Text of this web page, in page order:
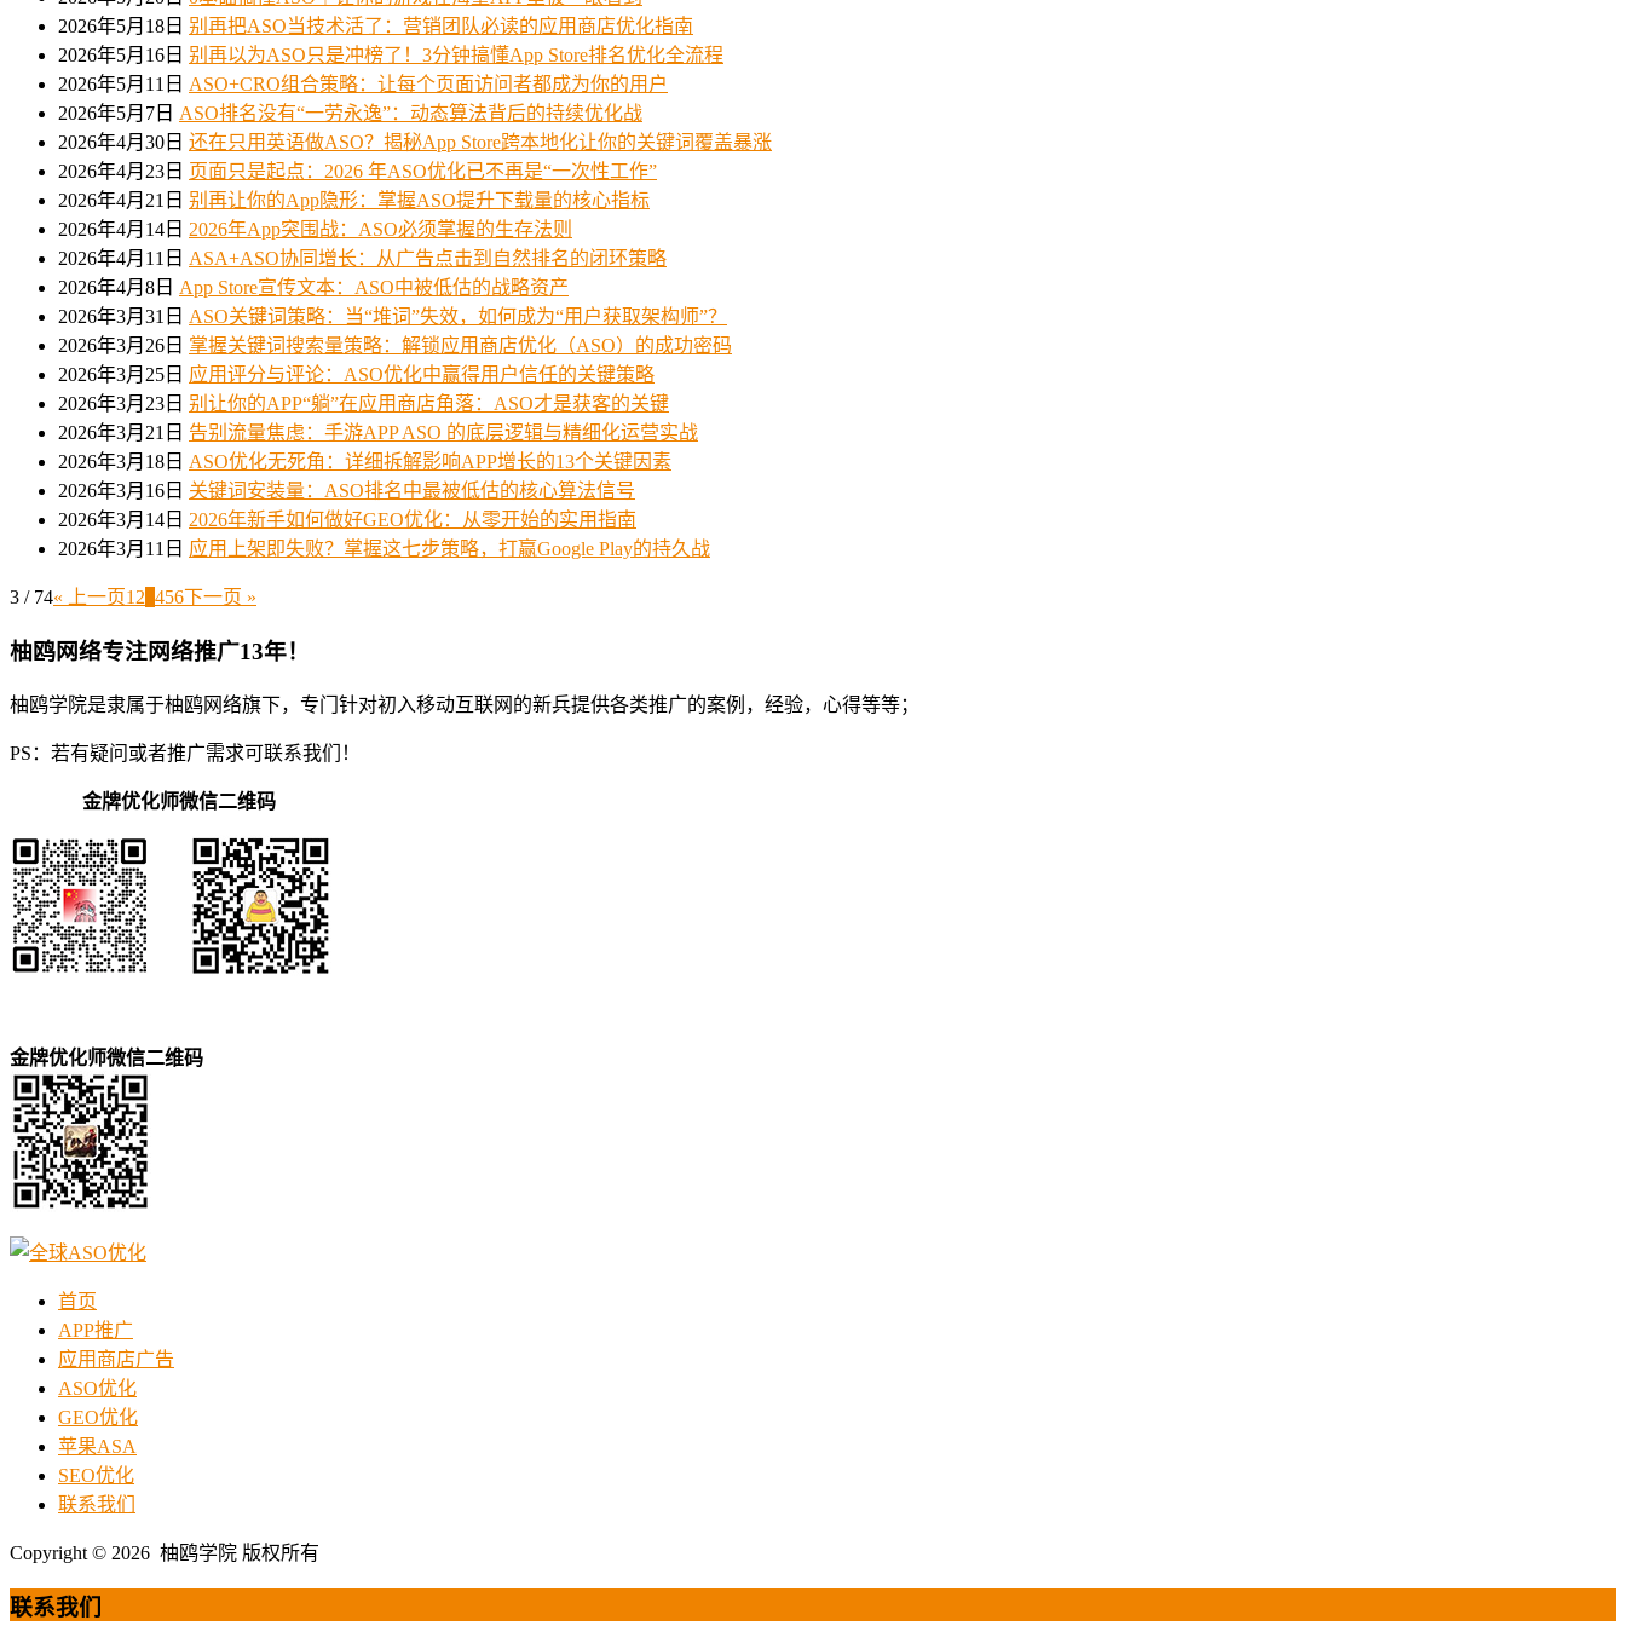
2026年5月18日 别再把ASO当技术活了：营销团队必读的应用商店优化指南
2026年5月16日 别再以为ASO只是冲榜了！3分钟搞懂App Store排名优化全流程
2026年5月11日 ASO+CRO组合策略：让每个页面访问者都成为你的用户
2026年5月7日 ASO排名没有“一劳永逸”：动态算法背后的持续优化战
2026年4月30日 还在只用英语做ASO？揭秘App Store跨本地化让你的关键词覆盖暴涨
2026年4月23日 页面只是起点：2026 年ASO优化已不再是“一次性工作”
2026年4月21日 别再让你的App隐形：掌握ASO提升下载量的核心指标
2026年4月14日 2026年App突围战：ASO必须掌握的生存法则
2026年4月11日 ASA+ASO协同增长：从广告点击到自然排名的闭环策略
2026年4月8日 App Store宣传文本：ASO中被低估的战略资产
2026年3月31日 ASO关键词策略：当“堆词”失效，如何成为“用户获取架构师”？
2026年3月26日 掌握关键词搜索量策略：解锁应用商店优化（ASO）的成功密码
2026年3月25日 应用评分与评论：ASO优化中赢得用户信任的关键策略
2026年3月23日 别让你的APP“躺”在应用商店角落：ASO才是获客的关键
2026年3月21日 告别流量焦虑：手游APP ASO 的底层逻辑与精细化运营实战
2026年3月18日 ASO优化无死角：详细拆解影响APP增长的13个关键因素
2026年3月16日 关键词安装量：ASO排名中最被低估的核心算法信号
2026年3月14日 2026年新手如何做好GEO优化：从零开始的实用指南
2026年3月11日 应用上架即失败？掌握这七步策略，打赢Google Play的持久战
3 / 74« 上一页12 456下一页 »
柚鸥网络专注网络推广13年！
柚鸥学院是隶属于柚鸥网络旗下，专门针对初入移动互联网的新兵提供各类推广的案例，经验，心得等等；
PS：若有疑问或者推广需求可联系我们！
金牌优化师微信二维码
金牌优化师微信二维码
首页
APP推广
应用商店广告
ASO优化
GEO优化
苹果ASA
SEO优化
联系我们
Copyright © 2026 柚鸥学院 版权所有
联系我们